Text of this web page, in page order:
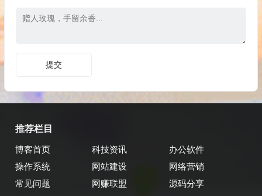
推荐栏目
博客首页 科技资讯
办公软件
操作系统
网站建设
网络营销
常见问题
网赚联盟 源码分享